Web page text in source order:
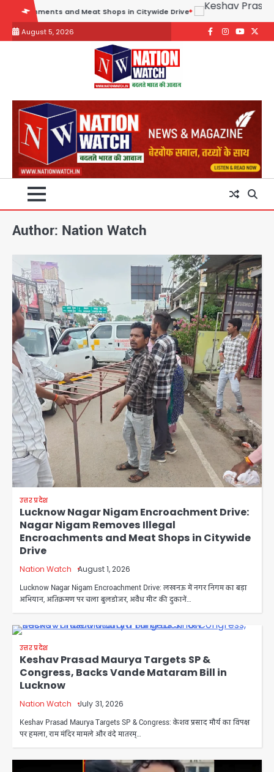
content
and Meat Shops in Citywide Drive
August 5, 2026 FacebookInstagram
youtube
Author: Nation Watch
उत्तर प्रदेश
Lucknow Nagar Nigam Encroachment Drive:
Nagar Nigam Removes Illegal
Encroachments and Meat Shops in Citywide
Drive
Nation Watch
August 1, 2026
Lucknow Nagar Nigam Encroachment Drive: लखनऊ में नगर निगम का बड़ा
अभियान, अतिक्रमण पर चला बुलडोजर, अवैध मीट की दुकानें…
उत्तर प्रदेश
Keshav Prasad Maurya Targets SP &
Congress, Backs Vande Mataram Bill in
Lucknow
Nation Watch
July 31, 2026
Keshav Prasad Maurya Targets SP & Congress: केशव प्रसाद मौर्य का विपक्ष
पर हमला, राम मंदिर मामले और वंदे मातरम्…